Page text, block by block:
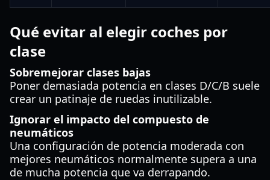
Qué evitar al elegir coches por
clase
Sobremejorar clases bajas
Poner demasiada potencia en clases D/C/B suele
crear un patinaje de ruedas inutilizable.
Ignorar el impacto del compuesto de
neumáticos
Una configuración de potencia moderada con
mejores neumáticos normalmente supera a una
de mucha potencia que va derrapando.